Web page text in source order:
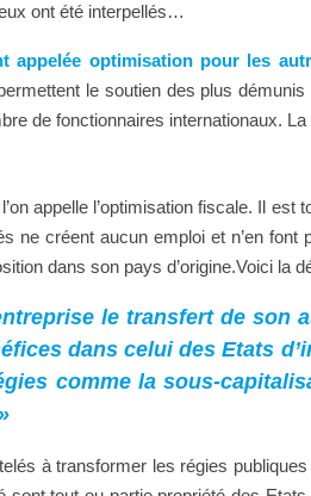
ont été interpellés…
appelée optimisation pour les
le soutien des plus
de fonctionnaires internationaux.
appelle l’optimisation fiscale. Il
ne créent aucun emploi et n’en
dans son pays d’origine.Voici la
le transfert de son
dans celui des Etats
comme la sous-
à transformer les régies